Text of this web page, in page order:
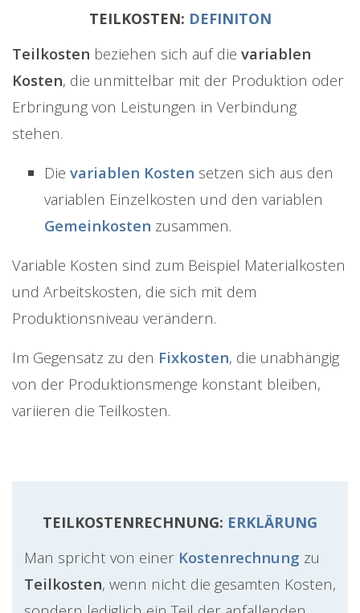
TEILKOSTEN: DEFINITON
Teilkosten beziehen sich auf die variablen
Kosten, die unmittelbar mit der Produktion oder
Erbringung von Leistungen in Verbindung
stehen.
Die variablen Kosten setzen sich aus den
variablen Einzelkosten und den variablen
Gemeinkosten zusammen.
Variable Kosten sind zum Beispiel Materialkosten
und Arbeitskosten, die sich mit dem
Produktionsniveau verändern.
Im Gegensatz zu den Fixkosten, die unabhängig
von der Produktionsmenge konstant bleiben,
variieren die Teilkosten.
TEILKOSTENRECHNUNG: ERKLÄRUNG
Man spricht von einer Kostenrechnung zu
Teilkosten, wenn nicht die gesamten Kosten,